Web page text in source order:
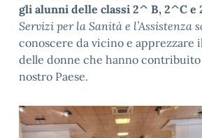
gli alunni delle classi 2^ B, 2^C e
Servizi per la Sanità e l’Assistenza
conoscere da vicino e apprezzare
delle donne che hanno
nostro Paese.